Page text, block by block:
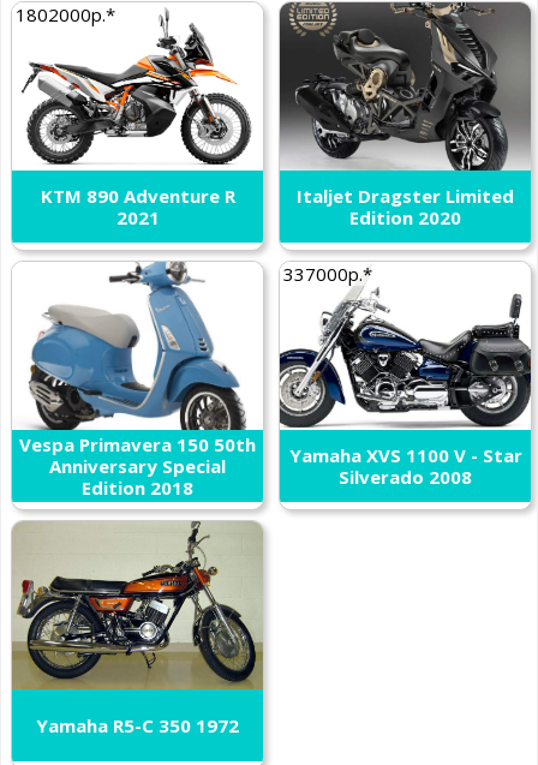
1802000р.*
KTM 890 Adventure R
2021
Italjet Dragster Limited
Edition 2020
Vespa Primavera 150 50th
Anniversary Special
Edition 2018
337000р.*
Yamaha XVS 1100 V - Star
Silverado 2008
Yamaha R5-C 350 1972